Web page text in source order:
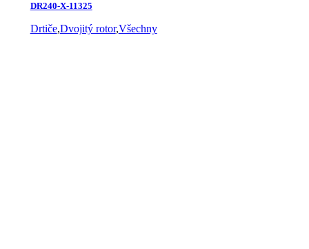
DR240-X-11325
Drtiče,Dvojitý rotor,Všechny